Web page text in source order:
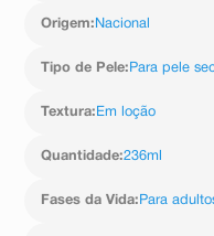
ácido eicosanoico,
Origem: Nacional
Tipo de Pele: Para pele
Textura: Em loção
Quantidade:236ml
Fases da Vida: Para